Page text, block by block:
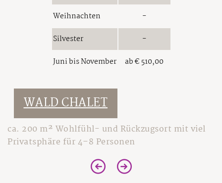
Weihnachten
-
Silvester
-
Juni bis November
ab € 510,00
WALD CHALET
ca. 200 m² Wohlfühl- und Rückzugsort mit viel
Privatsphäre für 4–8 Personen